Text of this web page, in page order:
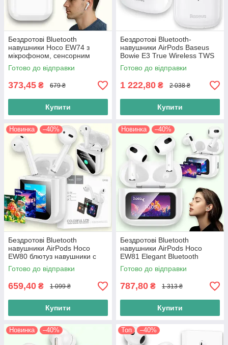
Бездротові Bluetooth
навушники Hoco EW74 з
мікрофоном, сенсорним
керуванням та кейсом, білі
Готово до відправки
373,45 ₴ 679 ₴
Купити
Бездротові Bluetooth-
навушники AirPods Baseus
Bowie E3 True Wireless TWS
Earphones, білі
Готово до відправки
1 222,80 ₴ 2 038 ₴
Купити
Новинка –40%
Бездротові Bluetooth
навушники AirPods Hoco
EW80 блютуз навушники c
сенсорним екраном, білі
Готово до відправки
659,40 ₴ 1 099 ₴
Купити
Новинка –40%
Бездротові Bluetooth
навушники AirPods Hoco
EW81 Elegant Bluetooth
навушники c сенсорним
екраном, білі
Готово до відправки
787,80 ₴ 1 313 ₴
Купити
Новинка –40% Топ –40%